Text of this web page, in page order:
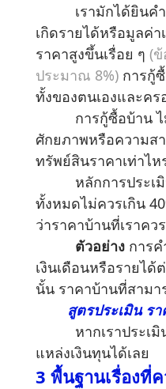
เรามักได้ยินคำ
เกิดรายได้หรือมูลค่
ราคาสูงขึ้นเรื่อย ๆ (
ประมาณ 8%) การกู้
ทั้งของตนเองและคร
การกู้ซื้อบ้าน ไม่ใ
ศักยภาพหรือความสา
ทรัพย์สินราคาเท่าไ
หลักการประเมินค
ทั้งหมดไม่ควรเกิน
ว่าราคาบ้านที่เราค
ตัวอย่าง การ
เงินเดือนหรือรายไ
นั้น ราคาบ้านที่สามา
สูตรประเมิน ร
หากเราประเมินตั
แหล่งเงินทุนได้เลย
3 พื้นฐานเรื่องที่